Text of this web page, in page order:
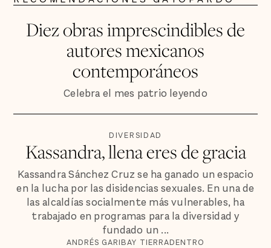
Diez obras imprescindibles de
autores mexicanos
contemporáneos
Celebra el mes patrio leyendo
DIVERSIDAD
Kassandra, llena eres de gracia
Kassandra Sánchez Cruz se ha ganado un espacio
en la lucha por las disidencias sexuales. En una de
las alcaldías socialmente más vulnerables, ha
trabajado en programas para la diversidad y
fundado un ...
ANDRÉS GARIBAY TIERRADENTRO